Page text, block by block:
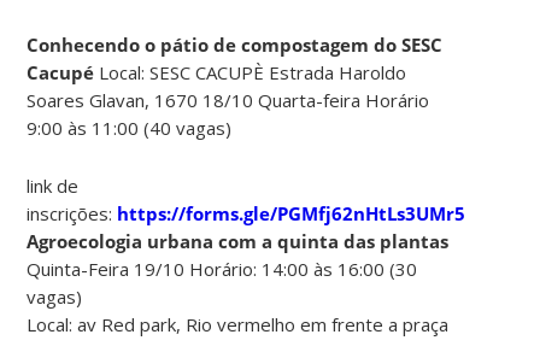
Conhecendo o pátio de compostagem do SESC
Cacupé Local: SESC CACUPÈ Estrada Haroldo
Soares Glavan, 1670 18/10 Quarta-feira Horário
9:00 às 11:00 (40 vagas)
link de
inscrições: https://forms.gle/PGMfj62nHtLs3UMr5
Agroecologia urbana com a quinta das plantas
Quinta-Feira 19/10 Horário: 14:00 às 16:00 (30
vagas)
Local: av Red park, Rio vermelho em frente a praça